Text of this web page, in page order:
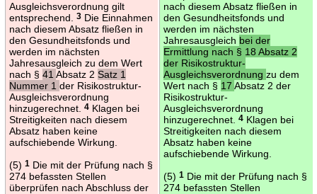
Ausgleichsverordnung gilt
entsprechend.
3Die Einnahmen
nach diesem Absatz fließen in
den Gesundheitsfonds und
werden im nächsten
Jahresausgleich zu dem Wert
nach § 41 Absatz 2 Satz 1
Nummer 1 der Risikostruktur-
Ausgleichsverordnung
hinzugerechnet.
4Klagen bei
Streitigkeiten nach diesem
Absatz haben keine
aufschiebende Wirkung.
(5) 1Die mit der Prüfung nach §
274 befassten Stellen
überprüfen nach Abschluss der
nach diesem Absatz fließen in
den Gesundheitsfonds und
werden im nächsten
Jahresausgleich bei der
Ermittlung nach § 18 Absatz 2
der Risikostruktur-
Ausgleichsverordnung zu dem
Wert nach § 17 Absatz 2 der
Risikostruktur-
Ausgleichsverordnung
hinzugerechnet.
4Klagen bei
Streitigkeiten nach diesem
Absatz haben keine
aufschiebende Wirkung.
(5) 1Die mit der Prüfung nach §
274 befassten Stellen